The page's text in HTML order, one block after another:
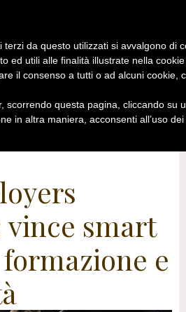
smart
e
terzi da questo utilizzati si avvalgono di
ed utili alle finalità illustrate nella
il consenso a tutti o ad alcuni cookie,
scorrendo questa pagina, cliccando su
in altra maniera, acconsenti all’uso